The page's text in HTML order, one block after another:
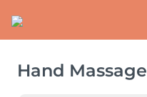
Hand Massage